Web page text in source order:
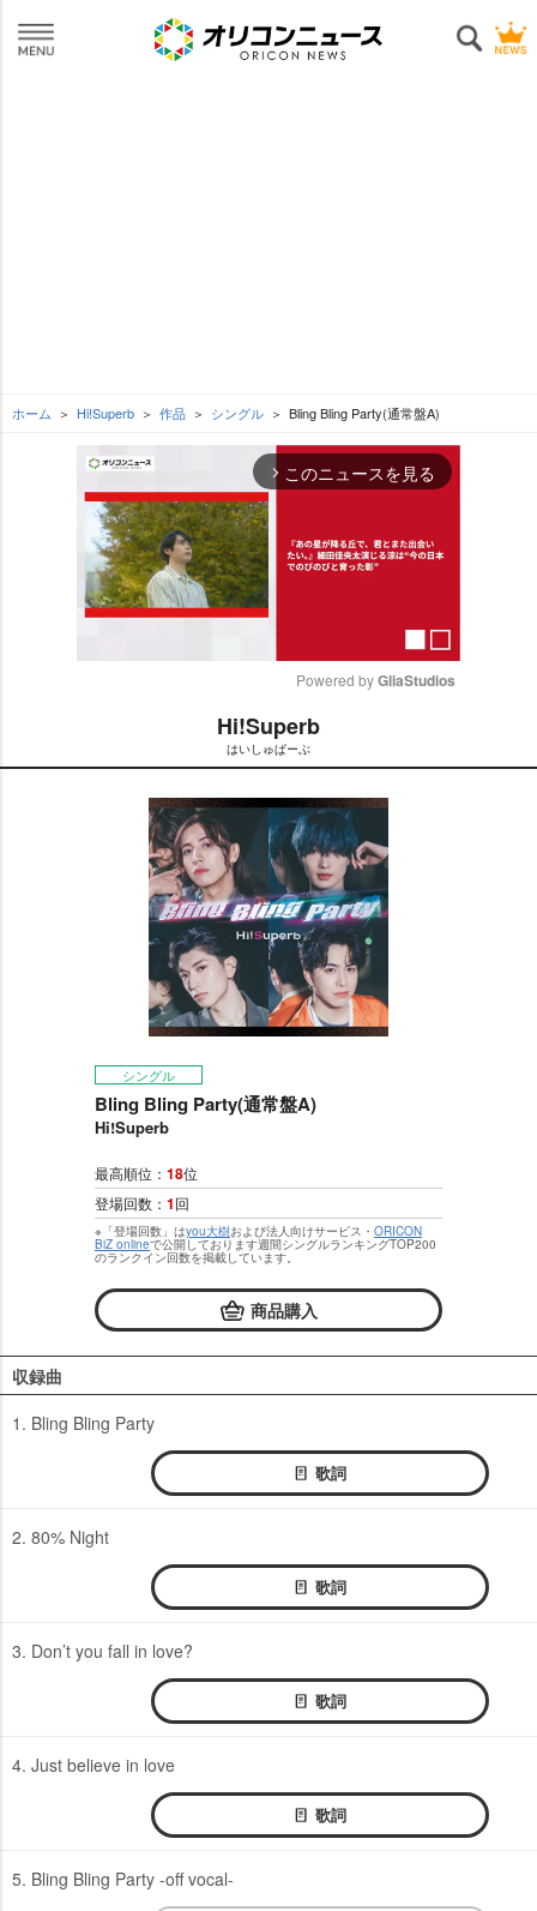
ホーム Hi!Superb 作品 シングル Bling Bling Party(通常盤A)
arrow_forward_ios このニュースを見る
t
e
Powered by GliaStudios
Hi!Superb
はいしゅぱーぶ
シングル
Bling Bling Party(通常盤A)
Hi!Superb
最高順位： 18位
登場回数： 1回
※「登場回数」はyou大樹および法人向けサービス・ ORICON
BiZ onlineで公開しております週間シングルランキングTOP200
のランクイン回数を掲載しています。
商品購入
収録曲
1. Bling Bling Party
歌詞
2. 80% Night
歌詞
3. Don’t you fall in love?
歌詞
4. Just believe in love
歌詞
5. Bling Bling Party -off vocal-